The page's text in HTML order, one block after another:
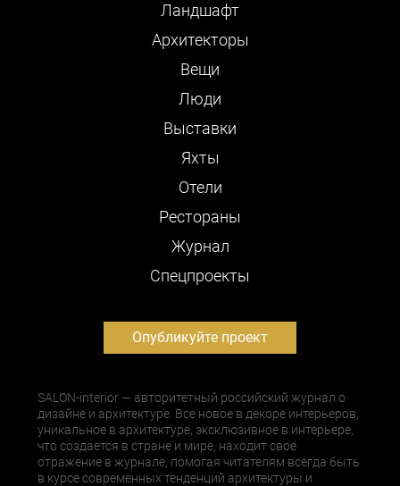
Ландшафт
Архитекторы
Вещи
Люди
Выставки
Яхты
Отели
Рестораны
Журнал
Cпецпроекты
Опубликуйте проект
SALON-interior — авторитетный российский журнал о
дизайне и архитектуре. Все новое в декоре интерьеров,
уникальное в архитектуре, эксклюзивное в интерьере,
что создается в стране и мире, находит свое
отражение в журнале, помогая читателям всегда быть
в курсе современных тенденций архитектуры и